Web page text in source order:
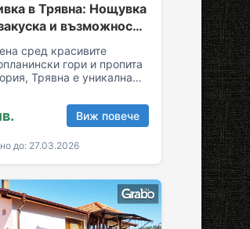
в Трявна: Нощувка
и възможност
и вечеря
сред красивите
гори и пропита
Трявна е уникална
Грабни ваучер за…
Виж повече
до: 27.03.2026